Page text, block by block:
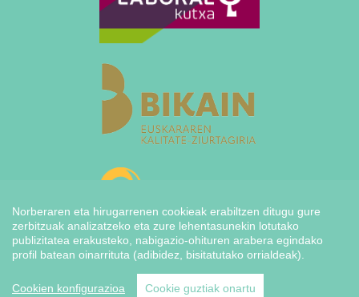
Norberaren eta hirugarrenen cookieak erabiltzen ditugu gure
zerbitzuak analizatzeko eta zure lehentasunekin lotutako
publizitatea erakusteko, nabigazio-ohituren arabera egindako
profil batean oinarrituta (adibidez, bisitatutako orrialdeak).
Cookien konfigurazioa Cookie guztiak onartu